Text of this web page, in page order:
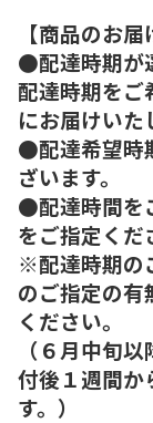
【商品のお届
●配達時期が
配達時期をご
にお届けいた
●配達希望時
ざいます。
●配達時間を
をご指定くだ
※配達時期の
のご指定の有
ください。
（６月中旬
付後１週間か
す。）